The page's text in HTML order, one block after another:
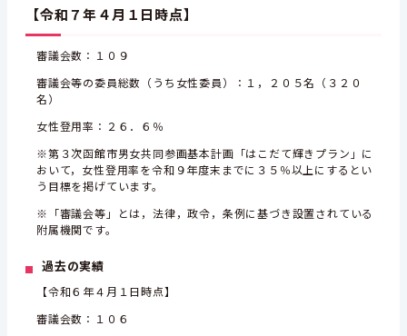
【令和７年４月１日時点】
審議会数：１０９
審議会等の委員総数（うち女性委員）：１，２０５名（３２０
名）
女性登用率：２６．６％
※第３次函館市男女共同参画基本計画「はこだて輝きプラン」に
おいて，女性登用率を令和９年度末までに３５％以上にするとい
う目標を掲げています。
※「審議会等」とは，法律，政令，条例に基づき設置されている
附属機関です。
過去の実績
【令和６年４月１日時点】
審議会数：１０６